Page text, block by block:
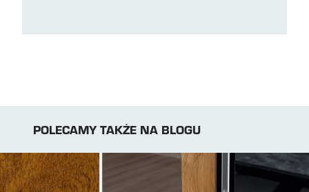
POLECAMY TAKŻE NA BLOGU